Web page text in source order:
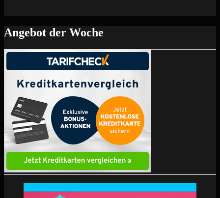
Angebot der Woche